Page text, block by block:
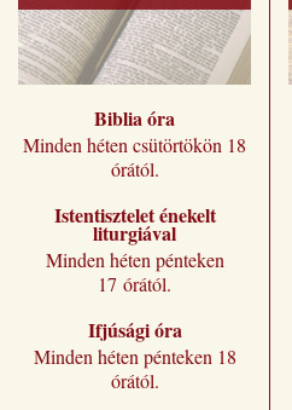
Biblia óra
Minden héten csütörtökön 18
órától.
Istentisztelet énekelt
liturgiával
Minden héten pénteken
17 órától.
Ifjúsági óra
Minden héten pénteken 18
órától.